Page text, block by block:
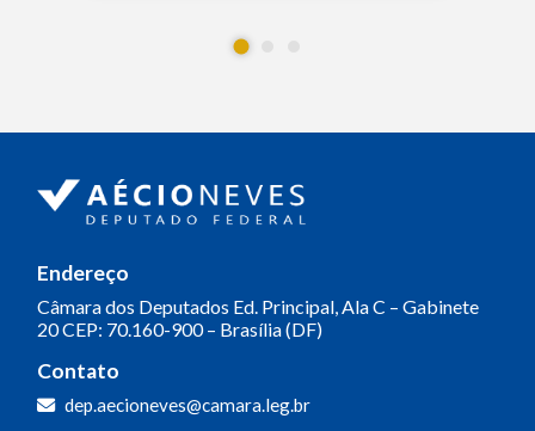
Endereço
Câmara dos Deputados Ed. Principal, Ala C – Gabinete
20CEP: 70.160-900 – Brasília (DF)
Contato
dep.aecioneves@camara.leg.br